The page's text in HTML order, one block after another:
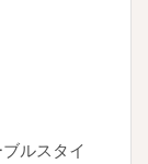
ルスタイ